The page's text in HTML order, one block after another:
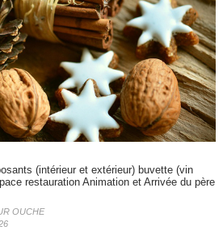
(intérieur et extérieur) buvette (vin
restauration Animation et Arrivée du père
OUCHE